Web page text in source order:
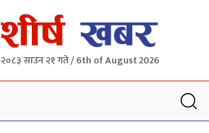
२०८३ साउन २१ गते / 6th of August 2026